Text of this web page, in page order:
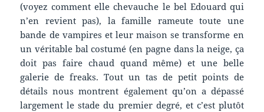
(voyez comment elle chevauche le bel Edouard qui
n’en revient pas), la famille rameute toute une
bande de vampires et leur maison se transforme en
un véritable bal costumé (en pagne dans la neige, ça
doit pas faire chaud quand même) et une belle
galerie de freaks. Tout un tas de petit points de
détails nous montrent également qu’on a dépassé
largement le stade du premier degré, et c’est plutôt